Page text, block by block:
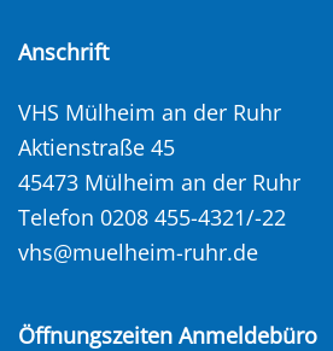
Anschrift
VHS Mülheim an der Ruhr
Aktienstraße 45
45473 Mülheim an der Ruhr
Telefon 0208 455-4321/-22
vhs@muelheim-ruhr.de
Öffnungszeiten Anmeldebüro